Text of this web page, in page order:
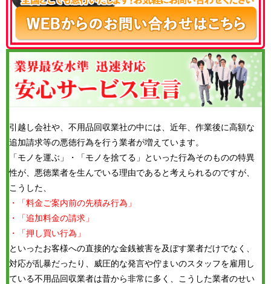
引越し会社や、不用品回収業社の中には、近年、作業後に高額な
追加請求等の悪徳行為を行う業者が増えています。
「モノを運ぶ」・「モノを捨てる」といった行為そのものの特異
性が、悪徳業者を生んでいる理由であると考えられるのですが、
こうした、
・「料金ご案内前の先積み行為」
・「追加料金の請求」
・「押し買い行為」
といったお客様への直接的な金銭被害を及ぼす業者だけでなく、
対応が乱暴だったり、威圧的な発言や佇まいのスタッフを雇用し
ている不用品回収業者は昔から非常に多く、こうした業者のせい